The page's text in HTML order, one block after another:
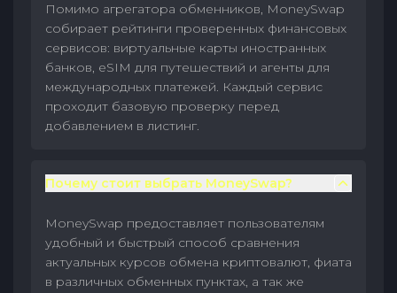
Помимо агрегатора обменников, MoneySwap
собирает рейтинги проверенных финансовых
сервисов: виртуальные карты иностранных
банков, eSIM для путешествий и агенты для
международных платежей. Каждый сервис
проходит базовую проверку перед
добавлением в листинг.
Почему стоит выбрать MoneySwap?
MoneySwap предоставляет пользователям
удобный и быстрый способ сравнения
актуальных курсов обмена криптовалют, фиата
в различных обменных пунктах, а так же